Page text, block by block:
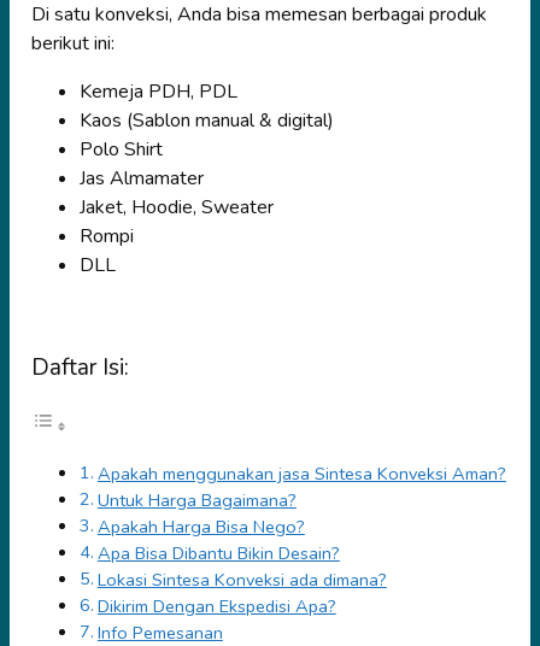
Di satu konveksi, Anda bisa memesan berbagai produk
berikut ini:
Kemeja PDH, PDL
Kaos (Sablon manual & digital)
Polo Shirt
Jas Almamater
Jaket, Hoodie, Sweater
Rompi
DLL
Daftar Isi:
Apakah menggunakan jasa Sintesa Konveksi Aman?
Untuk Harga Bagaimana?
Apakah Harga Bisa Nego?
Apa Bisa Dibantu Bikin Desain?
Lokasi Sintesa Konveksi ada dimana?
Dikirim Dengan Ekspedisi Apa?
Info Pemesanan